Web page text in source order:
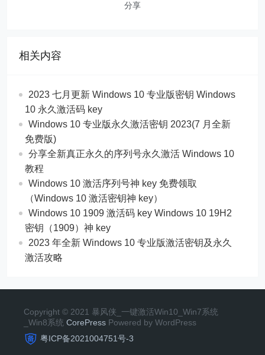
分享
相关内容
2023 七月更新 Windows 10 专业版密钥 Windows
10 永久激活码 key
Windows 10 专业版永久激活密钥 2023(7 月全新
免费版)
分享全新真正永久的序列号永久激活 Windows 10
教程
Windows 10 激活序列号神 key 免费领取
（Windows 10 激活密钥神 key）
Windows 10 1909 激活码 key Windows 10 19H2
密钥（1909）神 key
2023 年全新 Windows 10 专业版激活密钥及永久
激活攻略
Copyright © 2021 暴风侠_一键激活Win10_Win7系统
_Win8系统 CorePress Powered by WordPress
粤ICP备2021004751号-3